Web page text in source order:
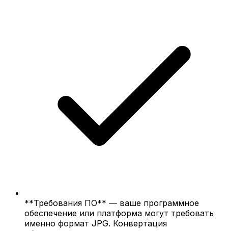
**Требования ПО** — ваше программное
обеспечение или платформа могут требовать
именно формат JPG. Конвертация